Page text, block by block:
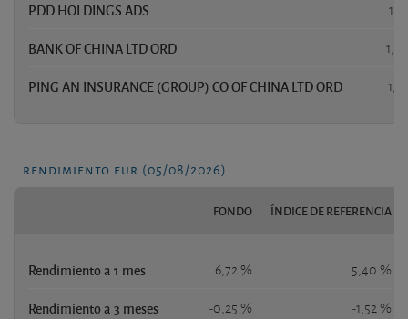
PDD HOLDINGS ADS
BANK OF CHINA LTD ORD
PING AN INSURANCE (GROUP) CO OF CHINA LTD ORD
rendimiento eur (05/08/2026)
FONDO ÍNDICE DE REFERENCIA
Rendimiento a 1 mes 6,72 % 5,40 %
Rendimiento a 3 meses -0,25 % -1,52 %